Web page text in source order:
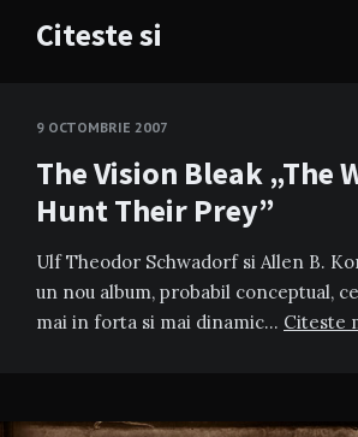
Citeste si
9 OCTOMBRIE 2007
The Vision Bleak „The
Hunt Their Prey”
Ulf Theodor Schwadorf si Allen B.
un nou album, probabil conceptual,
mai in forta si mai dinamic… Citeste